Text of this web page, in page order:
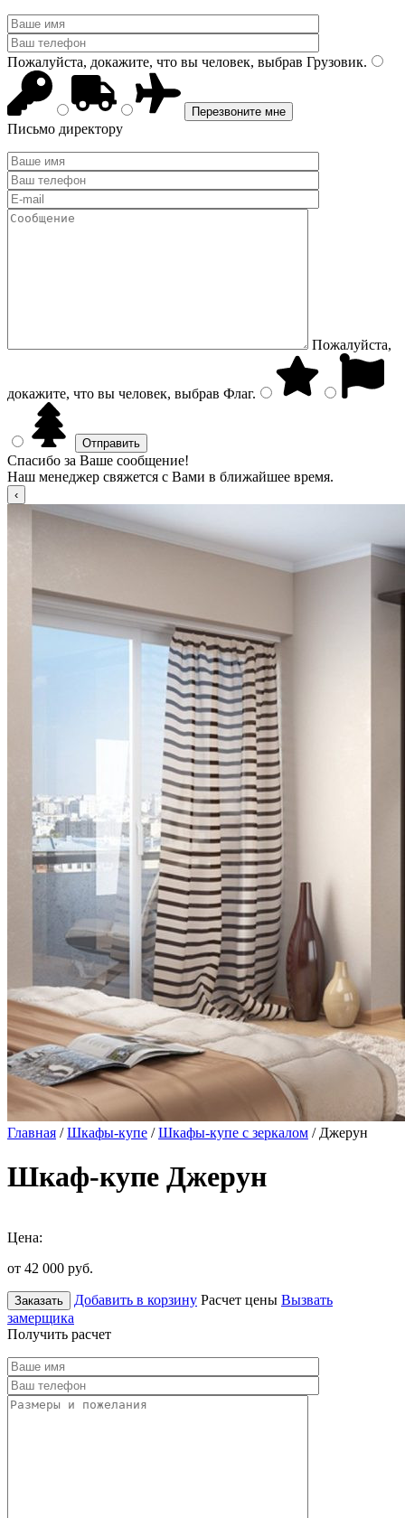
Пожалуйста, докажите, что вы человек, выбрав Грузовик.
Письмо директору
Пожалуйста,
докажите, что вы человек, выбрав Флаг.
Спасибо за Ваше сообщение!
Наш менеджер свяжется с Вами в ближайшее время.
Главная /Шкафы-купе /Шкафы-купе с зеркалом / Джерун
Шкаф-купе Джерун
Цена:
от 42 000 руб.
Заказать Добавить в корзину Расчет цены Вызвать
замерщика
Получить расчет